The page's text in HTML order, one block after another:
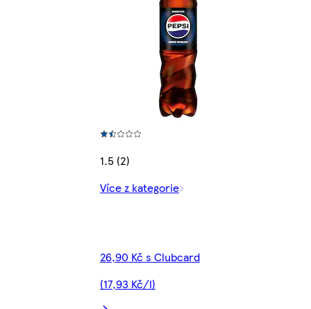
1.5 (2)
Více z kategorie
26,90 Kč s Clubcard
(17,93 Kč/l)